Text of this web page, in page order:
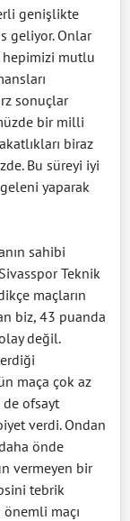
genişlikte
geliyor. Onlar
hepimizi mutlu
sonuçlar
bir milli
biraz
Bu süreyi iyi
yaparak
sahibi
Teknik
maçların
biz, 43 puanda
değil.
maça çok az
ofsayt
verdi. Ondan
önde
vermeyen bir
tebrik
maçı